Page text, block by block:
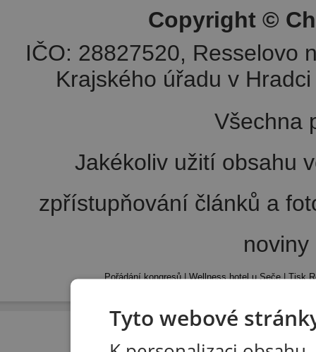
Copyright ©
IČO: 28827520, Resselovo
Krajského úřadu v
Všechna
Jakékoliv užití obsahu
zpřístupňování článků a
Pořádání kongresů|Wellness hotel u Seče|Tisk
Tyto webové